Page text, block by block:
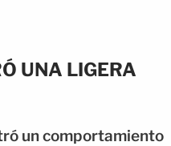
UNA LIGERA
un comportamiento